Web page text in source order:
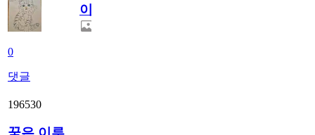
0
댓글
이
196530